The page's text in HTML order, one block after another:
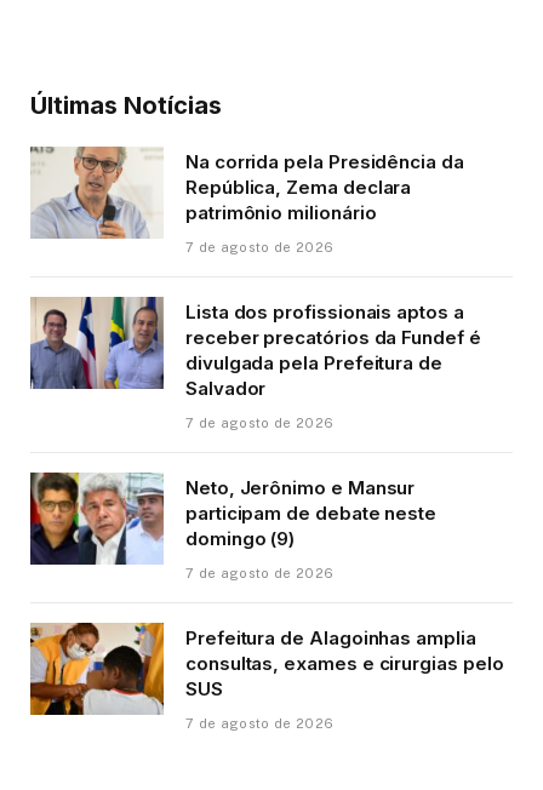
Últimas Notícias
Na corrida pela Presidência da
República, Zema declara
patrimônio milionário
7 de agosto de 2026
Lista dos profissionais aptos a
receber precatórios da Fundef é
divulgada pela Prefeitura de
Salvador
7 de agosto de 2026
Neto, Jerônimo e Mansur
participam de debate neste
domingo (9)
7 de agosto de 2026
Prefeitura de Alagoinhas amplia
consultas, exames e cirurgias pelo
SUS
7 de agosto de 2026